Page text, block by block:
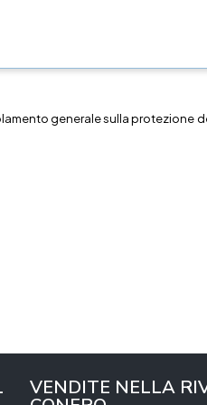
generale sulla protezione
VENDITE NELLA